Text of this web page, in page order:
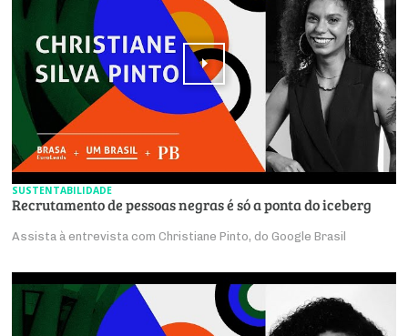
SUSTENTABILIDADE
Recrutamento de pessoas negras é só a ponta do iceberg
Assista à entrevista com Christiane Pinto, do Google Brasil